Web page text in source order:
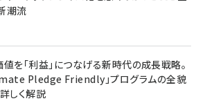
潮流
を「利益」につなげる新時代の成長戦略。
Pledge Friendly」プログラムの全貌
しく解説